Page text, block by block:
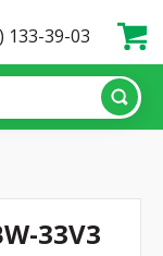
133-39-03
33V3